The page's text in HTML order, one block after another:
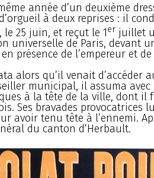
année d’un deuxième
à deux reprises : il
25 juin, et reçut le 1er juillet
universelle de Paris, devant
présence de l’empereur et
alors qu’il venait d’accéder
municipal, il assuma avec
à la tête de la ville, dont il
Ses bravades provocatrices
avoir tenu tête à l’ennemi.
du canton d’Herbault.